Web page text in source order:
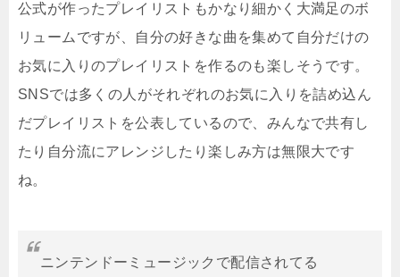
公式が作ったプレイリストもかなり細かく大満足のボ
リュームですが、自分の好きな曲を集めて自分だけの
お気に入りのプレイリストを作るのも楽しそうです。
SNSでは多くの人がそれぞれのお気に入りを詰め込ん
だプレイリストを公表しているので、みんなで共有し
たり自分流にアレンジしたり楽しみ方は無限大です
ね。
ニンテンドーミュージックで配信されてる